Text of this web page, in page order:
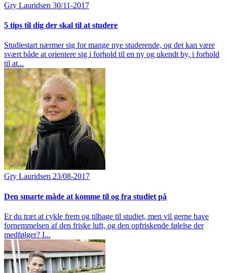
Gry Lauridsen 30/11-2017
5 tips til dig der skal til at studere
Studiestart nærmer sig for mange nye studerende, og det kan være
svært både at orientere sig i forhold til en ny og ukendt by, i forhold
til at...
Gry Lauridsen 23/08-2017
Den smarte måde at komme til og fra studiet på
Er du træt at cykle frem og tilbage til studiet, men vil gerne have
fornemmelsen af den friske luft, og den opfriskende følelse der
medfølger? I...